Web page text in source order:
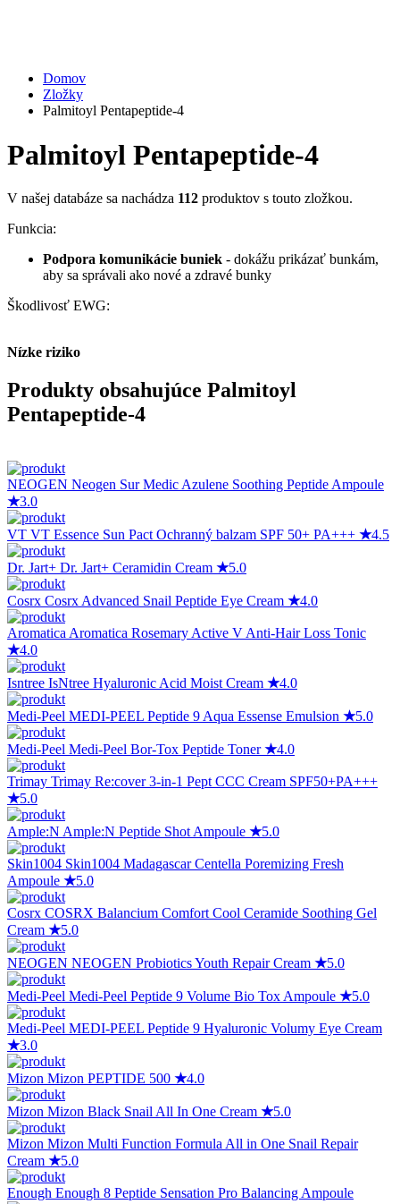
Domov
Zložky
Palmitoyl Pentapeptide-4
Palmitoyl Pentapeptide-4
V našej databáze sa nachádza 112 produktov s touto zložkou.
Funkcia:
Podpora komunikácie buniek - dokážu prikázať bunkám,
aby sa správali ako nové a zdravé bunky
Škodlivosť EWG:
Nízke riziko
Produkty obsahujúce Palmitoyl
Pentapeptide-4
NEOGEN Neogen Sur Medic Azulene Soothing Peptide Ampoule
★3.0
VT VT Essence Sun Pact Ochranný balzam SPF 50+ PA+++ ★4.5
Dr. Jart+ Dr. Jart+ Ceramidin Cream ★5.0
Cosrx Cosrx Advanced Snail Peptide Eye Cream ★4.0
Aromatica Aromatica Rosemary Active V Anti-Hair Loss Tonic
★4.0
Isntree IsNtree Hyaluronic Acid Moist Cream ★4.0
Medi-Peel MEDI-PEEL Peptide 9 Aqua Essense Emulsion ★5.0
Medi-Peel Medi-Peel Bor-Tox Peptide Toner★4.0
Trimay Trimay Re:cover 3-in-1 Pept CCC Cream SPF50+PA+++
★5.0
Ample:N Ample:N Peptide Shot Ampoule ★5.0
Skin1004 Skin1004 Madagascar Centella Poremizing Fresh
Ampoule ★5.0
Cosrx COSRX Balancium Comfort Cool Ceramide Soothing Gel
Cream ★5.0
NEOGEN NEOGEN Probiotics Youth Repair Cream ★5.0
Medi-Peel Medi-Peel Peptide 9 Volume Bio Tox Ampoule ★5.0
Medi-Peel MEDI-PEEL Peptide 9 Hyaluronic Volumy Eye Cream
★3.0
Mizon Mizon PEPTIDE 500 ★4.0
Mizon Mizon Black Snail All In One Cream ★5.0
Mizon Mizon Multi Function Formula All in One Snail Repair
Cream ★5.0
Enough Enough 8 Peptide Sensation Pro Balancing Ampoule